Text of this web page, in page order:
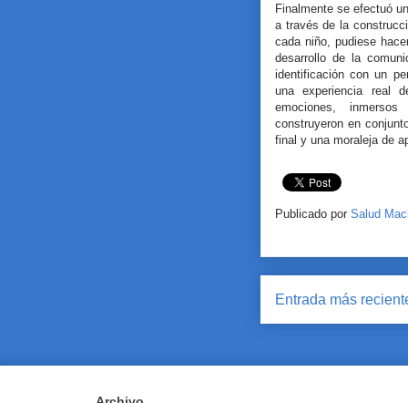
Finalmente se efectuó
a través de la
cada niño, pudiese
desarrollo de la
identificación con un
una experiencia real
emociones,
construyeron en
final y una moraleja de
Publicado por Salud
Entrada más